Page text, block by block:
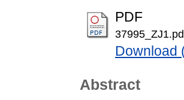
PDF
Download
Abstract